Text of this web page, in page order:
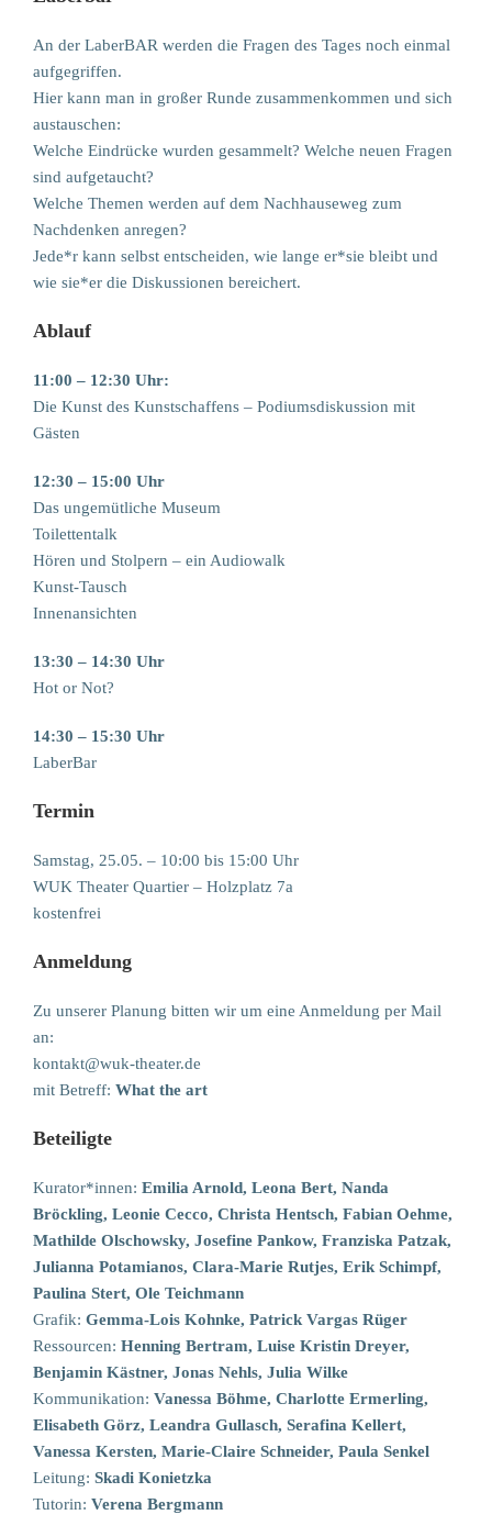
An der LaberBAR werden die Fragen des Tages noch einmal
aufgegriffen.
Hier kann man in großer Runde zusammenkommen und sich
austauschen:
Welche Eindrücke wurden gesammelt? Welche neuen Fragen
sind aufgetaucht?
Welche Themen werden auf dem Nachhauseweg zum
Nachdenken anregen?
Jede*r kann selbst entscheiden, wie lange er*sie bleibt und
wie sie*er die Diskussionen bereichert.
Ablauf
11:00 – 12:30 Uhr:
Die Kunst des Kunstschaffens – Podiumsdiskussion mit
Gästen
12:30 – 15:00 Uhr
Das ungemütliche Museum
Toilettentalk
Hören und Stolpern – ein Audiowalk
Kunst-Tausch
Innenansichten
13:30 – 14:30 Uhr
Hot or Not?
14:30 – 15:30 Uhr
LaberBar
Termin
Samstag, 25.05. – 10:00 bis 15:00 Uhr
WUK Theater Quartier – Holzplatz 7a
kostenfrei
Anmeldung
Zu unserer Planung bitten wir um eine Anmeldung per Mail
an:
kontakt@wuk-theater.de
mit Betreff: What the art
Beteiligte
Kurator*innen: Emilia Arnold, Leona Bert, Nanda
Bröckling, Leonie Cecco, Christa Hentsch, Fabian Oehme,
Mathilde Olschowsky, Josefine Pankow, Franziska Patzak,
Julianna Potamianos, Clara-Marie Rutjes, Erik Schimpf,
Paulina Stert, Ole Teichmann
Grafik: Gemma-Lois Kohnke, Patrick Vargas Rüger
Ressourcen: Henning Bertram, Luise Kristin Dreyer,
Benjamin Kästner, Jonas Nehls, Julia Wilke
Kommunikation: Vanessa Böhme, Charlotte Ermerling,
Elisabeth Görz, Leandra Gullasch, Serafina Kellert,
Vanessa Kersten, Marie-Claire Schneider, Paula Senkel
Leitung: Skadi Konietzka
Tutorin: Verena Bergmann